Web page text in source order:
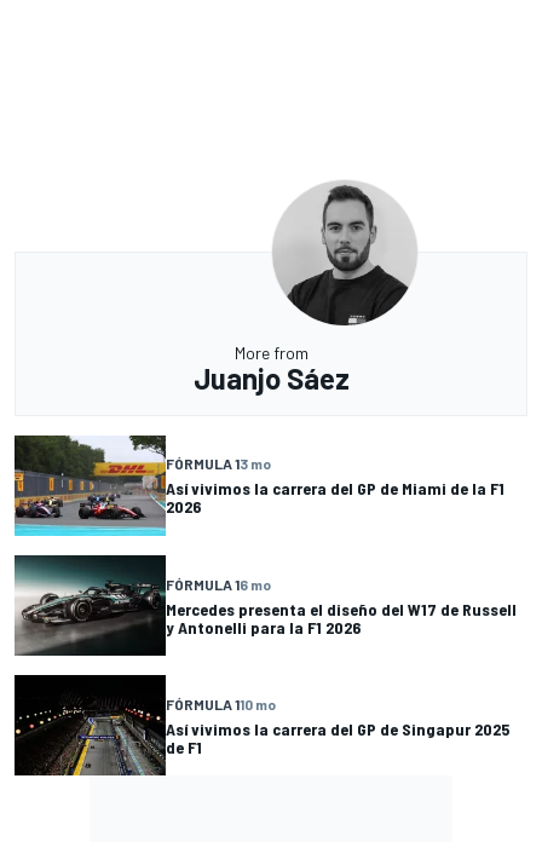
More from
Juanjo Sáez
FÓRMULA 13 mo
Así vivimos la carrera del GP de Miami de la F1
2026
FÓRMULA 16 mo
Mercedes presenta el diseño del W17 de Russell
y Antonelli para la F1 2026
FÓRMULA 110 mo
Así vivimos la carrera del GP de Singapur 2025
de F1